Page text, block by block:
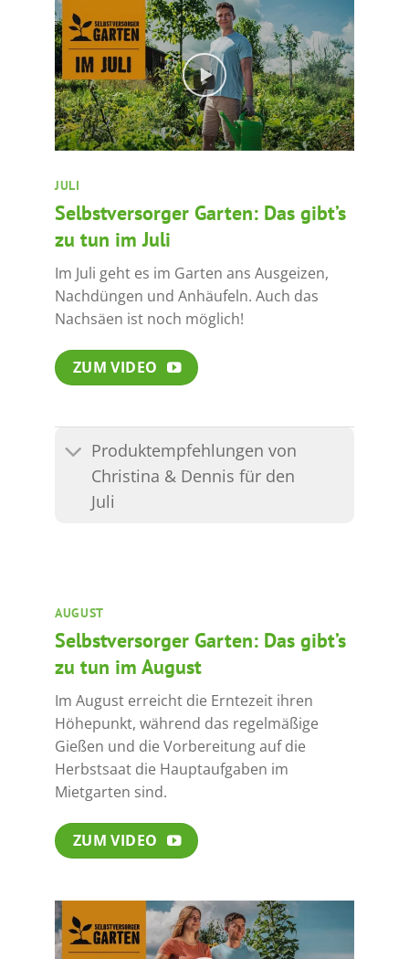
JULI
Selbstversorger Garten: Das gibt’s
zu tun im Juli
Im Juli geht es im Garten ans Ausgeizen,
Nachdüngen und Anhäufeln. Auch das
Nachsäen ist noch möglich!
ZUM VIDEO
Produktempfehlungen von
Christina & Dennis für den
Juli
AUGUST
Selbstversorger Garten: Das gibt’s
zu tun im August
Im August erreicht die Erntezeit ihren
Höhepunkt, während das regelmäßige
Gießen und die Vorbereitung auf die
Herbstsaat die Hauptaufgaben im
Mietgarten sind.
ZUM VIDEO